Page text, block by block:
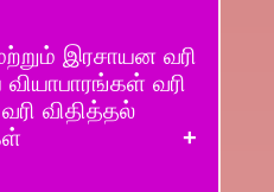
இரசாயன வரி
வரி
விதித்தல்